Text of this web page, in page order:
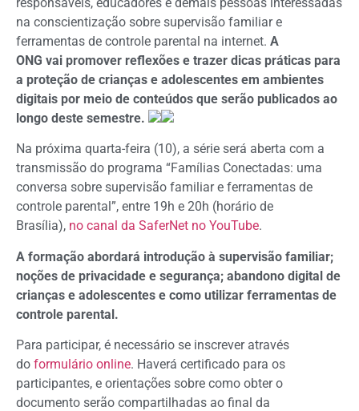
na conscientização sobre supervisão familiar e
ferramentas de controle parental na internet. A
ONG vai promover reflexões e trazer dicas práticas para
a proteção de crianças e adolescentes em ambientes
digitais por meio de conteúdos que serão publicados ao
longo deste semestre.
Na próxima quarta-feira (10), a série será aberta com a
transmissão do programa “Famílias Conectadas: uma
conversa sobre supervisão familiar e ferramentas de
controle parental”, entre 19h e 20h (horário de
Brasília), no canal da SaferNet no YouTube.
A formação abordará introdução à supervisão familiar;
noções de privacidade e segurança; abandono digital de
crianças e adolescentes e como utilizar ferramentas de
controle parental.
Para participar, é necessário se inscrever através
do formulário online. Haverá certificado para os
participantes, e orientações sobre como obter o
documento serão compartilhadas ao final da